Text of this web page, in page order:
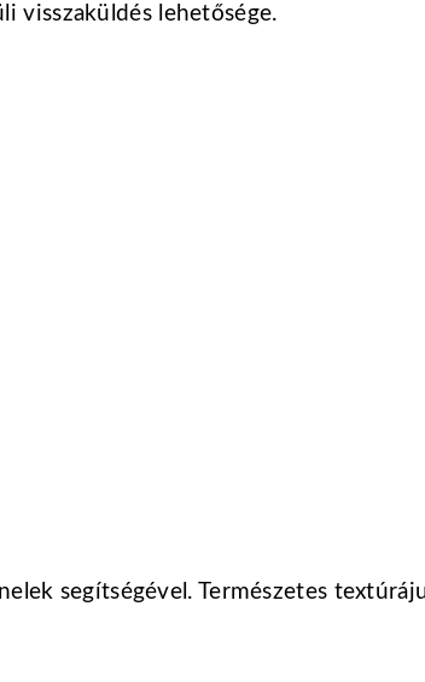
visszaküldés lehetősége.
segítségével. Természetes